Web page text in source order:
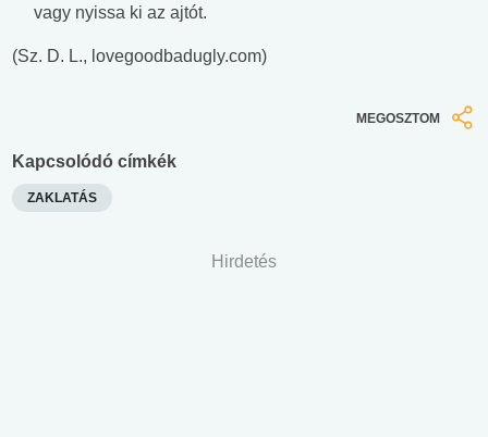
vagy nyissa ki az ajtót.
(Sz. D. L., lovegoodbadugly.com)
MEGOSZTOM
Kapcsolódó címkék
ZAKLATÁS
Hirdetés